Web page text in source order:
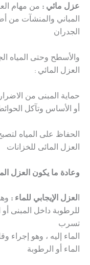
عزل مائي : من مهام
المباني والمنشآت من
الجدران
والأسطح وحتى المياه
العزل المائي :
حماية المبنى من
أو الأساس وتآكل
الحفاظ على المياه
العزل المائى للخزانات
وعادة ما يكون العزل
العزل الإيجابي للماء :
للرطوبة داخل المبنى
تسرب
الماء إليه ، وهو
الماء أو الرطوبة